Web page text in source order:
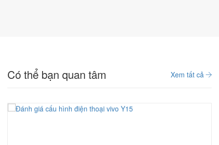
Có thể bạn quan tâm Xem tất cả